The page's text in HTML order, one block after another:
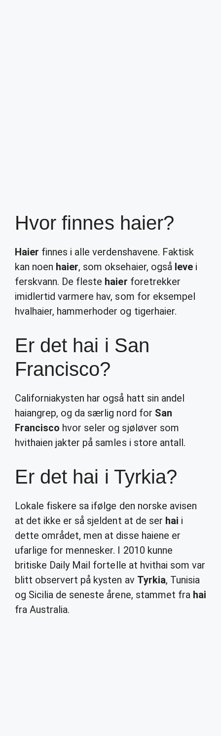
Hvor finnes haier?
Haier finnes i alle verdenshavene. Faktisk
kan noen haier, som oksehaier, også levei
ferskvann. De fleste haier foretrekker
imidlertid varmere hav, som for eksempel
hvalhaier, hammerhoder og tigerhaier.
Er det hai i San
Francisco?
Californiakysten har også hatt sin andel
haiangrep, og da særlig nord for San
Francisco hvor seler og sjøløver som
hvithaien jakter på samles i store antall.
Er det hai i Tyrkia?
Lokale fiskere sa ifølge den norske avisen
at det ikke er så sjeldent at de ser hai i
dette området, men at disse haiene er
ufarlige for mennesker. I 2010 kunne
britiske Daily Mail fortelle at hvithai som var
blitt observert på kysten av Tyrkia, Tunisia
og Sicilia de seneste årene, stammet fra hai
fra Australia.